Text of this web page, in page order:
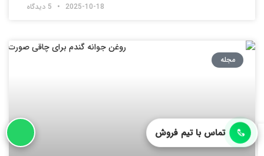
2025-10-18
مجله
تماس با تیم فروش